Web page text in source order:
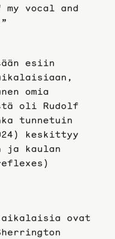
vocal and
esiin
omia
oli Rudolf
tunnetuin
keskittyy
ja kaulan
aikalaisia ovat